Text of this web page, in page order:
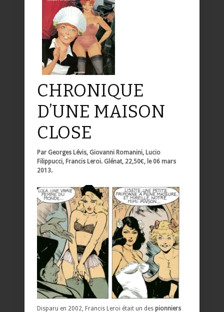
CHRONIQUE
D’UNE MAISON
CLOSE
Par Georges Lévis, Giovanni Romanini, Lucio
Filippucci, Francis Leroi. Glénat, 22,50€, le 06 mars
2013.
Disparu en 2002, Francis Leroi était un des pionniers